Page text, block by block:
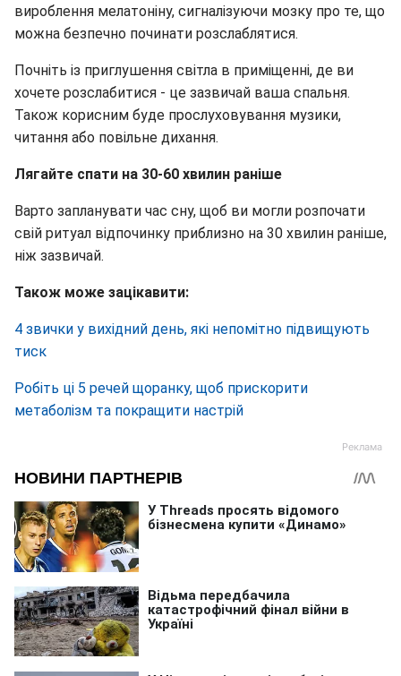
вироблення мелатоніну, сигналізуючи мозку про те, що
можна безпечно починати розслаблятися.
Почніть із приглушення світла в приміщенні, де ви
хочете розслабитися - це зазвичай ваша спальня.
Також корисним буде прослуховування музики,
читання або повільне дихання.
Лягайте спати на 30-60 хвилин раніше
Варто запланувати час сну, щоб ви могли розпочати
свій ритуал відпочинку приблизно на 30 хвилин раніше,
ніж зазвичай.
Також може зацікавити:
4 звички у вихідний день, які непомітно підвищують
тиск
Робіть ці 5 речей щоранку, щоб прискорити
метаболізм та покращити настрій